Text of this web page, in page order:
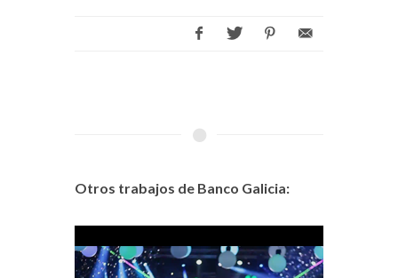
Otros trabajos de Banco Galicia: